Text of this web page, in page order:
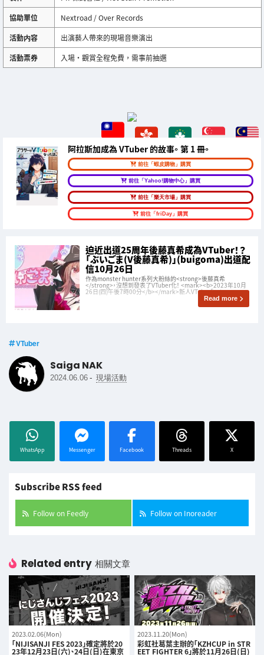
協助單位
Nextroad / Over Records
活動内容
出演藝人帶來的現場音樂演出
活動票券
入場・觀賞全程免費，需事前抽選
阿拉斯加成為 VTuber 的故事。 第 1 冊。
前往「蝦皮購物」購買
前往「Yahoo!購物中心」購買
前往「樂天市場」購買
前往「friDay」購買
迫近出道25周年後藤真希成為VTuber！？
「ぶいごま(V後藤真希)」(buigoma)出道配
信10月26日
作為monster hunter系列大粉絲的<strong>後藤真希
</strong>，沒想到發表了VTuber化！ <mark><b>2023年10月
26日(四)午後7時00分</b></mark>新人VTuber「<strong>
Read more
VTuber
Saiga NAK
2024.06.06 - 現場活動
WhatsApp Messenger Facebook Threads X
Subscribe RSS feed
Follow on Feedly Follow on Inoreader
Related entry 相關文章
2023.02.06(Mon)
「NIJISANJI FES 2023」確定將於20
23年12月23日(六)、24日(日)在東京
2023.11.20(Mon)
彩虹社葛葉主辦的「KZHCUP in STR
EET FIGHTER 6」將於11月26日(日)